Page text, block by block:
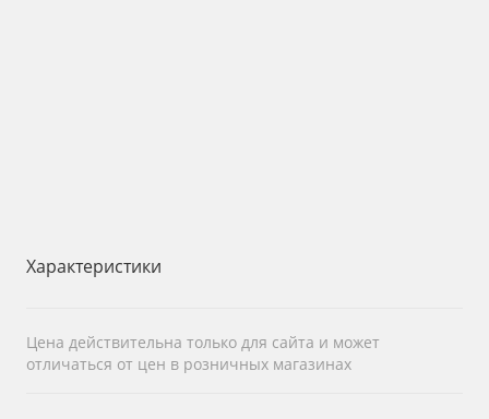
Характеристики
Цена действительна только для сайта и может
отличаться от цен в розничных магазинах